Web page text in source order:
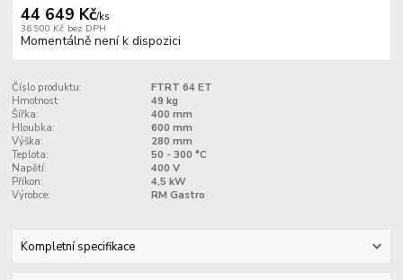
44 649 Kč/ks
36 900 Kč bez DPH
Momentálně není k dispozici
Číslo produktu:
FTRT 64 ET
Hmotnost:
49 kg
Šířka:
400 mm
Hloubka:
600 mm
Výška:
280 mm
Teplota:
50 - 300 °C
Napětí:
400 V
Příkon:
4,5 kW
Výrobce:
RM Gastro
Kompletní specifikace